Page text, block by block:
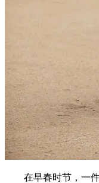
在早春时节，一件